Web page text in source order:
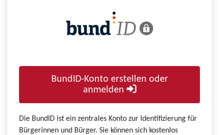
BundID-Konto erstellen oder
anmelden
Die BundID ist ein zentrales Konto zur Identifizierung für
Bürgerinnen und Bürger. Sie können sich kostenlos